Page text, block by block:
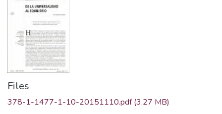
Files
378-1-1477-1-10-20151110.pdf(3.27 MB)